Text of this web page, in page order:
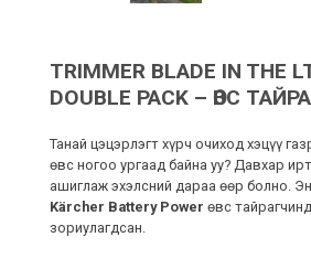
TRIMMER BLADE IN THE
DOUBLE PACK – ӨВС
Танай цэцэрлэгт хүрч очиход хэцүү
өвс ногоо ургаад байна уу? Давхар
ашиглаж эхэлсний дараа өөр болно.
Kärcher Battery Power өвс
зориулагдсан.